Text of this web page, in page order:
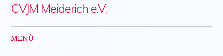
CVJM Meiderich e.V.
MENÜ